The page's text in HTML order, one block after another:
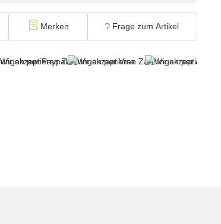
Merken Frage zum Artikel